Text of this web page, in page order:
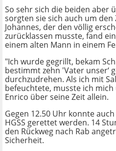
So sehr sich die beiden aber
sorgten sie sich auch um
Johannes, der den völlig
zurücklassen musste, fand
einem alten Mann in einem
"Ich wurde gegrillt, bekam
bestimmt zehn 'Vater unser‘
durchzudrehen. Als ich mit
befeuchtete, musste ich
Enrico über seine Zeit allein.
Gegen 12.50 Uhr konnte
HGSS gerettet werden. 14
den Rückweg nach Rab
Sicherheit.